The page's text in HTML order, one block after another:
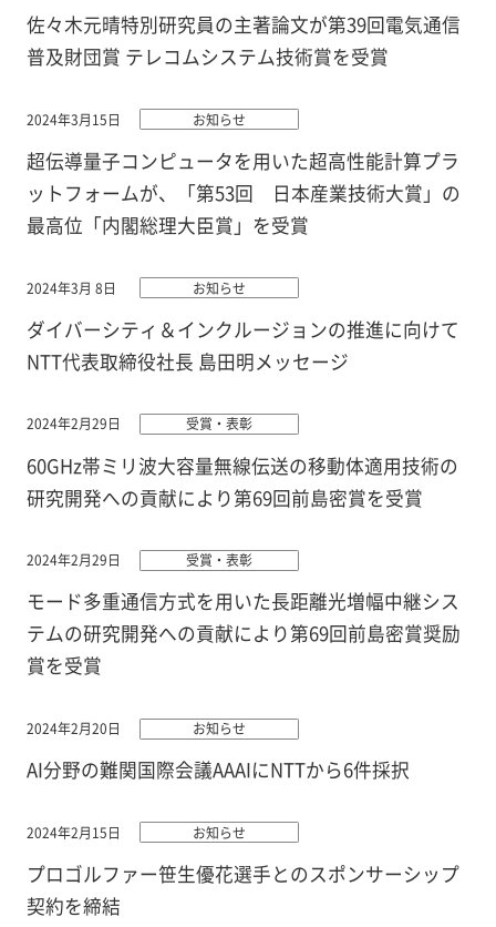
佐々木元晴特別研究員の主著論文が第39回電気通信
普及財団賞 テレコムシステム技術賞を受賞
2024年3月15日 お知らせ
超伝導量子コンピュータを用いた超高性能計算プラ
ットフォームが、「第53回 日本産業技術大賞」の
最高位「内閣総理大臣賞」を受賞
2024年3月 8日 お知らせ
ダイバーシティ＆インクルージョンの推進に向けて
NTT代表取締役社長 島田明メッセージ
2024年2月29日 受賞・表彰
60GHz帯ミリ波大容量無線伝送の移動体適用技術の
研究開発への貢献により第69回前島密賞を受賞
2024年2月29日 受賞・表彰
モード多重通信方式を用いた長距離光増幅中継シス
テムの研究開発への貢献により第69回前島密賞奨励
賞を受賞
2024年2月20日 お知らせ
AI分野の難関国際会議AAAIにNTTから6件採択
2024年2月15日 お知らせ
プロゴルファー笹生優花選手とのスポンサーシップ
契約を締結